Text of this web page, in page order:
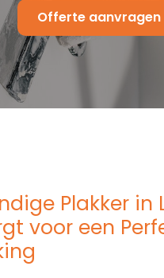
Offerte aanvragen
Plakker in
voor een